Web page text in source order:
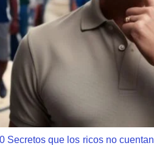
Secretos que los ricos no cuentan